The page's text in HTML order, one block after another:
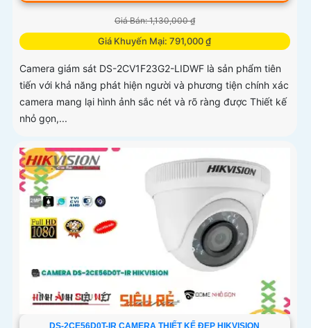
Giá Bán: 1,130,000 ₫
Giá Khuyến Mại: 791,000 ₫
Camera giám sát DS-2CV1F23G2-LIDWF là sản phẩm tiên
tiến với khả năng phát hiện người và phương tiện chính xác
camera mang lại hình ảnh sắc nét và rõ ràng được Thiết kế
nhỏ gọn,...